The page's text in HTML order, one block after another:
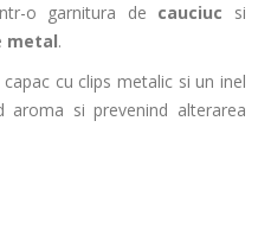
o garnitura de cauciuc si
metal.
cu clips metalic si un inel
aroma si prevenind alterarea